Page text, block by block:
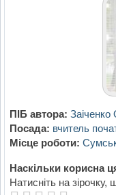
ПІБ автора: Заіченко
Посада: вчитель
Місце роботи:
Наскільки корисна
Натисніть на зірочку,